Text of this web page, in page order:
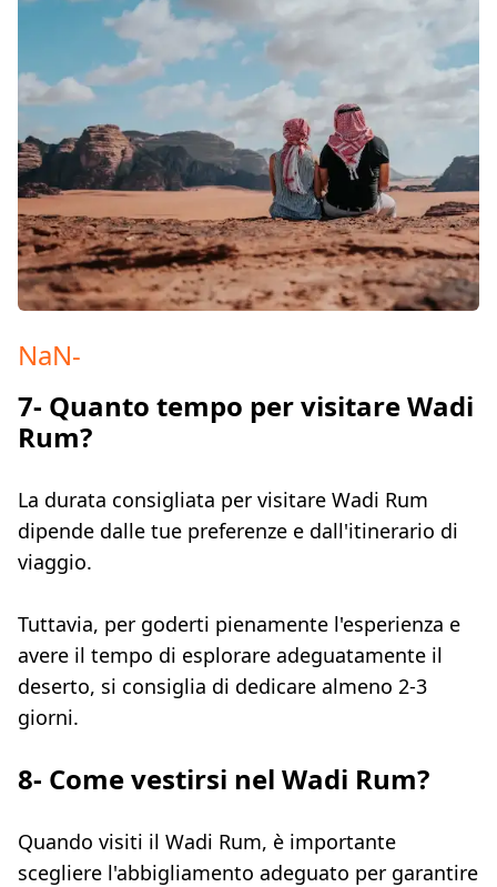
NaN-
7- Quanto tempo per visitare Wadi
Rum?
La durata consigliata per visitare Wadi Rum
dipende dalle tue preferenze e dall'itinerario di
viaggio.
Tuttavia, per goderti pienamente l'esperienza e
avere il tempo di esplorare adeguatamente il
deserto, si consiglia di dedicare almeno 2-3
giorni.
8- Come vestirsi nel Wadi Rum?
Quando visiti il Wadi Rum, è importante
scegliere l'abbigliamento adeguato per garantire